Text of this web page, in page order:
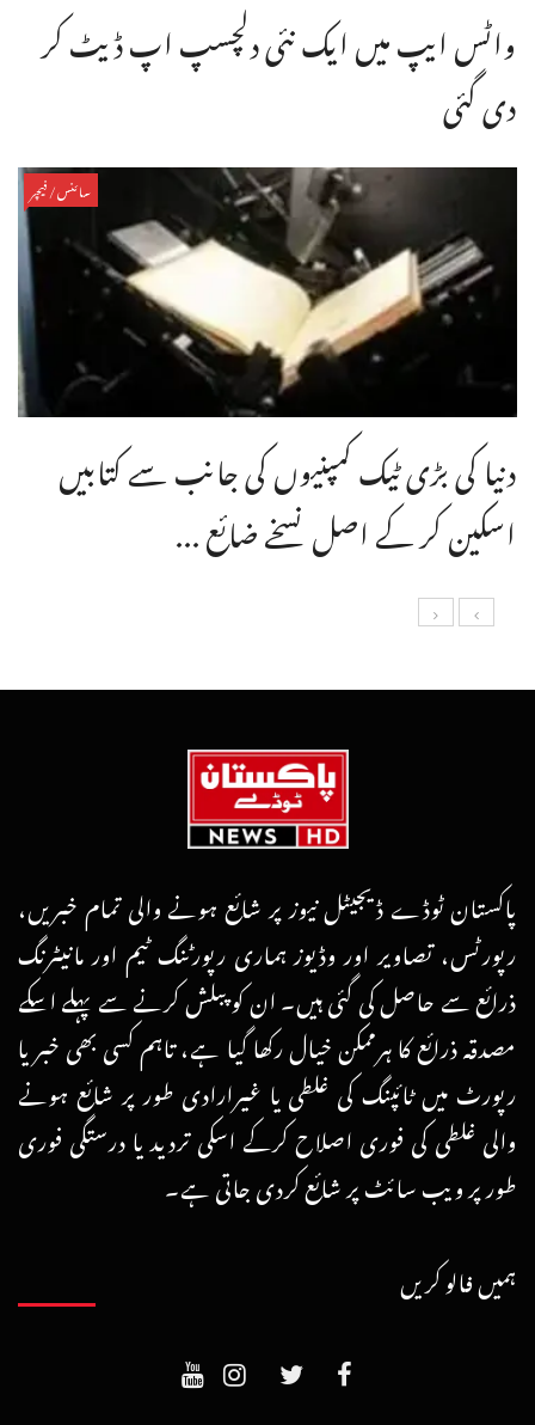
واٹس ایپ میں ایک نئی دلچسپ اپ ڈیٹ کر
دی گئی
سائنس/فیچر
دنیا کی بڑی ٹیک کمپنیوں کی جانب سے کتابیں
اسکین کر کے اصل نسخے ضائع ...
پاکستان ٹوڈے ڈیجیٹل نیوز پر شائع ہونے والی تمام خبریں،
رپورٹس، تصاویر اور وڈیوز ہماری رپورٹنگ ٹیم اور مانیٹرنگ
ذرائع سے حاصل کی گئی ہیں۔ ان کو پبلش کرنے سے پہلے اسکے
مصدقہ ذرائع کا ہرممکن خیال رکھا گیا ہے، تاہم کسی بھی خبر یا
رپورٹ میں ٹائپنگ کی غلطی یا غیرارادی طور پر شائع ہونے
والی غلطی کی فوری اصلاح کرکے اسکی تردید یا درستگی فوری
طور پر ویب سائٹ پر شائع کردی جاتی ہے۔
ہمیں فالو کریں